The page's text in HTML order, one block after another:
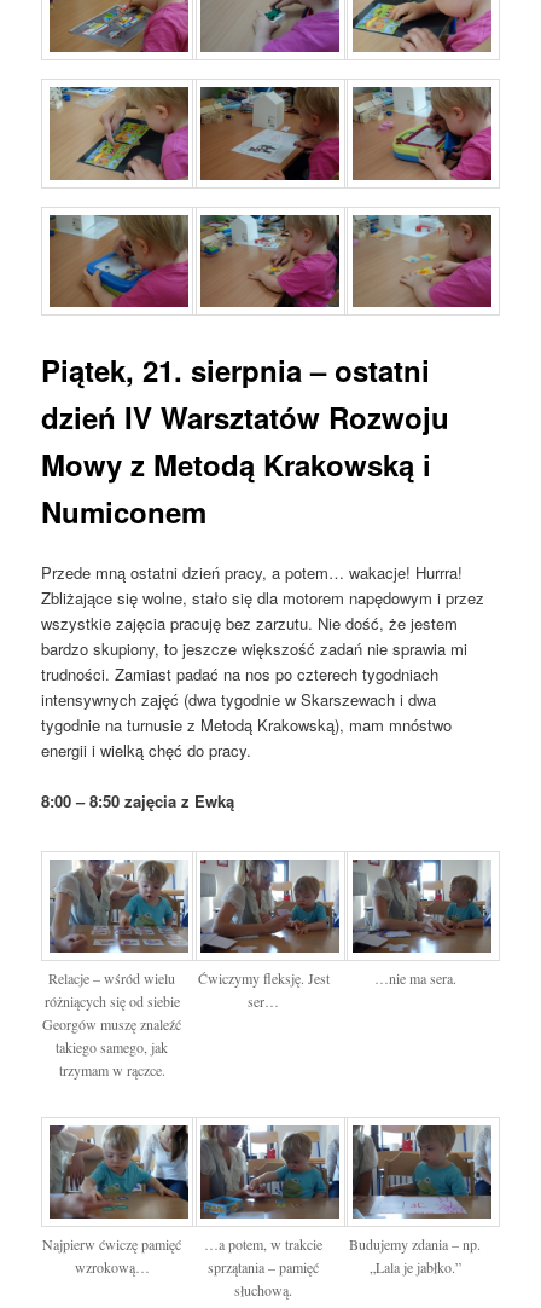
Piątek, 21. sierpnia – ostatni
dzień IV Warsztatów Rozwoju
Mowy z Metodą Krakowską i
Numiconem
Przede mną ostatni dzień pracy, a potem… wakacje! Hurrra!
Zbliżające się wolne, stało się dla motorem napędowym i przez
wszystkie zajęcia pracuję bez zarzutu. Nie dość, że jestem
bardzo skupiony, to jeszcze większość zadań nie sprawia mi
trudności. Zamiast padać na nos po czterech tygodniach
intensywnych zajęć (dwa tygodnie w Skarszewach i dwa
tygodnie na turnusie z Metodą Krakowską), mam mnóstwo
energii i wielką chęć do pracy.
8:00 – 8:50 zajęcia z Ewką
Relacje – wśród wielu
różniących się od siebie
Georgów muszę znaleźć
takiego samego, jak
trzymam w rączce.
Ćwiczymy fleksję. Jest
ser…
…nie ma sera.
Najpierw ćwiczę pamięć
wzrokową…
…a potem, w trakcie
sprzątania – pamięć
słuchową.
Budujemy zdania – np.
„Lala je jabłko.”